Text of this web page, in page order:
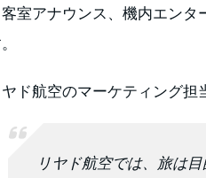
客室アナウンス、機内エン
ヤド航空のマーケティング担
リヤド航空では、旅は